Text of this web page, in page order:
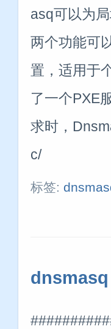
asq可以为
两个功能可
置，适用于
了一个PXE
求时，
c/
标签: